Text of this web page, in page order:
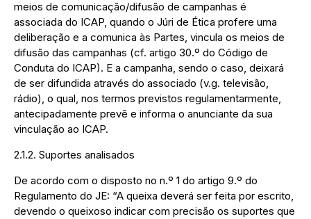
meios de comunicação/difusão de campanhas é
associada do ICAP, quando o Júri de Ética profere uma
deliberação e a comunica às Partes, vincula os meios de
difusão das campanhas (cf. artigo 30.º do Código de
Conduta do ICAP). E a campanha, sendo o caso, deixará
de ser difundida através do associado (v.g. televisão,
rádio), o qual, nos termos previstos regulamentarmente,
antecipadamente prevê e informa o anunciante da sua
vinculação ao ICAP.
2.1.2. Suportes analisados
De acordo com o disposto no n.º 1 do artigo 9.º do
Regulamento do JE: “A queixa deverá ser feita por escrito,
devendo o queixoso indicar com precisão os suportes que